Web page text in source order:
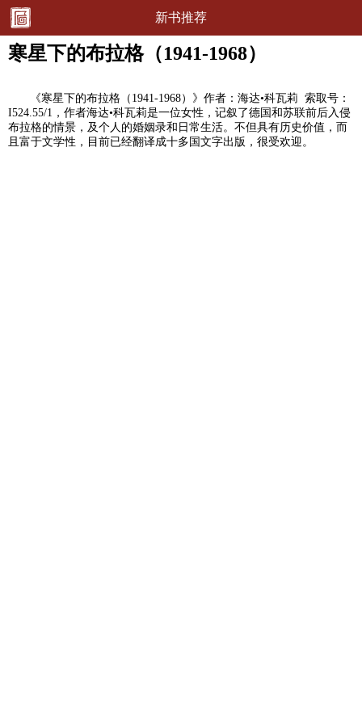
新书推荐
寒星下的布拉格（1941-1968）
《寒星下的布拉格（1941-1968）》作者：海达•科瓦莉 索取号：
I524.55/1，作者海达•科瓦莉是一位女性，记叙了德国和苏联前后入侵
布拉格的情景，及个人的婚姻录和日常生活。不但具有历史价值，而
且富于文学性，目前已经翻译成十多国文字出版，很受欢迎。